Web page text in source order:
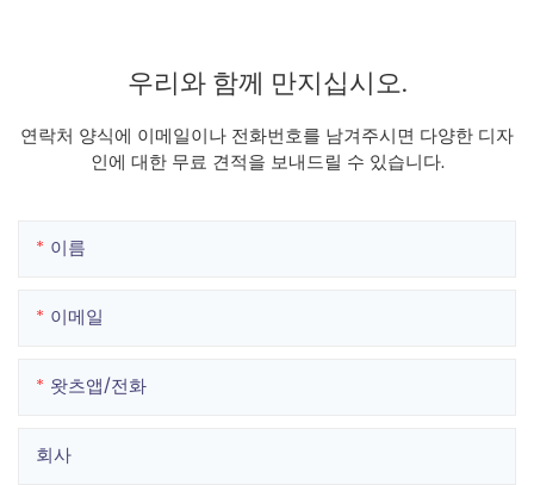
우리와 함께 만지십시오.
연락처 양식에 이메일이나 전화번호를 남겨주시면 다양한 디자
인에 대한 무료 견적을 보내드릴 수 있습니다.
이름
이메일
왓츠앱/전화
회사